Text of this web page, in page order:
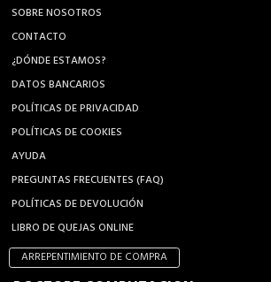
SOBRE NOSOTROS
CONTACTO
¿DÓNDE ESTAMOS?
DATOS BANCARIOS
POLÍTICAS DE PRIVACIDAD
POLÍTICAS DE COOKIES
AYUDA
PREGUNTAS FRECUENTES (FAQ)
POLÍTICAS DE DEVOLUCIÓN
LIBRO DE QUEJAS ONLINE
ARREPENTIMIENTO DE COMPRA